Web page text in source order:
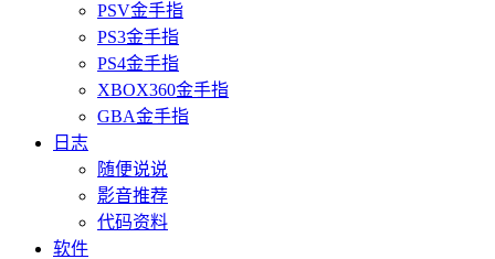
PSV金手指
PS3金手指
PS4金手指
XBOX360金手指
GBA金手指
日志
随便说说
影音推荐
代码资料
软件